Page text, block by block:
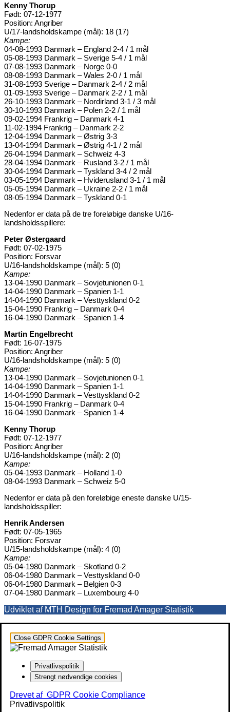
Kenny Thorup
Født: 07-12-1977
Position: Angriber
U/17-landsholdskampe (mål): 18 (17)
Kampe:
04-08-1993 Danmark – England 2-4 / 1 mål
05-08-1993 Danmark – Sverige 5-4 / 1 mål
07-08-1993 Danmark – Norge 0-0
08-08-1993 Danmark – Wales 2-0 / 1 mål
31-08-1993 Sverige – Danmark 2-4 / 2 mål
01-09-1993 Sverige – Danmark 2-2 / 1 mål
26-10-1993 Danmark – Nordirland 3-1 / 3 mål
30-10-1993 Danmark – Polen 2-2 / 1 mål
09-02-1994 Frankrig – Danmark 4-1
11-02-1994 Frankrig – Danmark 2-2
12-04-1994 Danmark – Østrig 3-3
13-04-1994 Danmark – Østrig 4-1 / 2 mål
26-04-1994 Danmark – Schweiz 4-3
28-04-1994 Danmark – Rusland 3-2 / 1 mål
30-04-1994 Danmark – Tyskland 3-4 / 2 mål
03-05-1994 Danmark – Hviderusland 3-1 / 1 mål
05-05-1994 Danmark – Ukraine 2-2 / 1 mål
08-05-1994 Danmark – Tyskland 0-1
Nedenfor er data på de tre foreløbige danske U/16-
landsholdsspillere:
Peter Østergaard
Født: 07-02-1975
Position: Forsvar
U/16-landsholdskampe (mål): 5 (0)
Kampe:
13-04-1990 Danmark – Sovjetunionen 0-1
14-04-1990 Danmark – Spanien 1-1
14-04-1990 Danmark – Vesttyskland 0-2
15-04-1990 Frankrig – Danmark 0-4
16-04-1990 Danmark – Spanien 1-4
Martin Engelbrecht
Født: 16-07-1975
Position: Angriber
U/16-landsholdskampe (mål): 5 (0)
Kampe:
13-04-1990 Danmark – Sovjetunionen 0-1
14-04-1990 Danmark – Spanien 1-1
14-04-1990 Danmark – Vesttyskland 0-2
15-04-1990 Frankrig – Danmark 0-4
16-04-1990 Danmark – Spanien 1-4
Kenny Thorup
Født: 07-12-1977
Position: Angriber
U/16-landsholdskampe (mål): 2 (0)
Kampe:
05-04-1993 Danmark – Holland 1-0
08-04-1993 Danmark – Schweiz 5-0
Nedenfor er data på den foreløbige eneste danske U/15-
landsholdsspiller:
Henrik Andersen
Født: 07-05-1965
Position: Forsvar
U/15-landsholdskampe (mål): 4 (0)
Kampe:
05-04-1980 Danmark – Skotland 0-2
06-04-1980 Danmark – Vesttyskland 0-0
06-04-1980 Danmark – Belgien 0-3
07-04-1980 Danmark – Luxembourg 4-0
Udviklet af MTH Design for Fremad Amager Statistik
Close GDPR Cookie Settings
Privatlivspolitik
Strengt nødvendige cookies
Drevet af GDPR Cookie Compliance
Privatlivspolitik